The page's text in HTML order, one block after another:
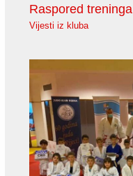
Raspored treninga
Vijesti iz kluba